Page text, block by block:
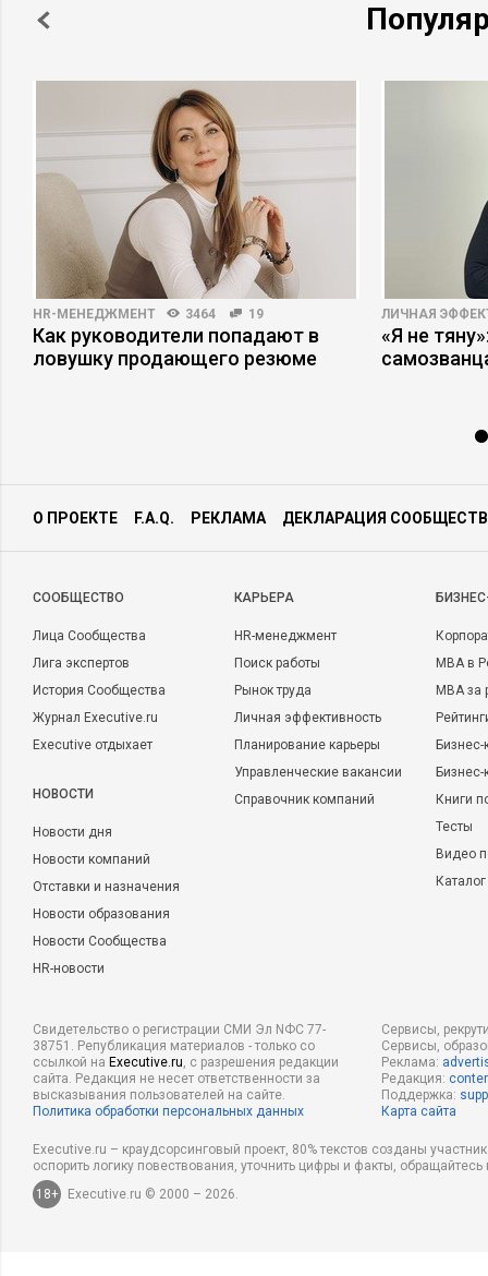
HR-МЕНЕДЖМЕНТ 3464 19
Как руководители попадают в
ловушку продающего резюме
ЛИЧНАЯ
«Я не
О ПРОЕКТЕ F.A.Q. РЕКЛАМА ДЕКЛАРАЦИЯ
CООБЩЕСТВО
Лица Сообщества
Лига экспертов
История Сообщества
Журнал Executive.ru
Executive отдыхает
НОВОСТИ
Новости дня
Новости компаний
Отставки и назначения
Новости образования
Новости Сообщества
HR-новости
КАРЬЕРА
HR-менеджмент
Поиск работы
Рынок труда
Личная эффективность
Планирование карьеры
Управленческие вакансии
Справочник компаний
MBA в
MBA
Бизнес-
Книги
Тесты
Видео
Свидетельство о регистрации СМИ Эл NФС 77-
38751. Републикация материалов - только со
ссылкой на Executive.ru, с разрешения редакции
сайта. Редакция не несет ответственности за
высказывания пользователей на сайте.
Политика обработки персональных данных
Сервисы,
Сервисы,
Реклама:
Редакция:
Поддержка:
Карта сайта
Executive.ru – краудсорсинговый проект, 80% текстов созданы
оспорить логику повествования, уточнить цифры и факты,
18+
Executive.ru © 2000 – 2026.